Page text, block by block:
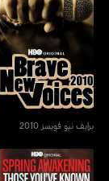
برايف نيو فويسز 2010
برايف نيو فويسز 2010